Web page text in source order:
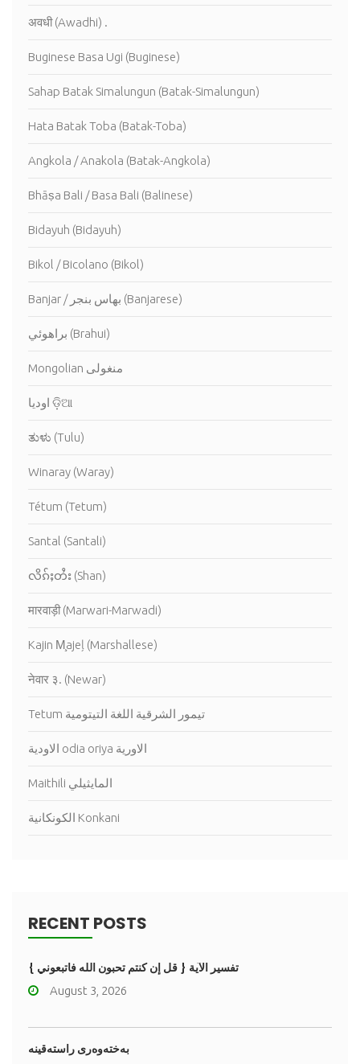
अवधी (Awadhi) .
Buginese Basa Ugi (Buginese)
Sahap Batak Simalungun (Batak-Simalungun)
Hata Batak Toba (Batak-Toba)
Angkola / Anakola (Batak-Angkola)
Bhāṣa Bali / Basa Bali (Balinese)
Bidayuh (Bidayuh)
Bikol / Bicolano (Bikol)
Banjar / بهاس بنجر (Banjarese)
براهوئي (Brahui)
Mongolian منغولى
اوديا ଡ଼ିଆ
ತುಳು (Tulu)
Winaray (Waray)
Tétum (Tetum)
Santal (Santali)
လိၵ်ႈတႆး (Shan)
मारवाड़ी (Marwari-Marwadi)
Kajin M̧ajeļ (Marshallese)
नेवार ३. (Newar)
Tetum تيمور الشرقية اللغة التيتومية
الاودية odia oriya الاورية
Maithili المايثيلي
الكونكانية Konkani
RECENT POSTS
August 3, 2026
به‌خته‌وه‌رى راسته‌قینه